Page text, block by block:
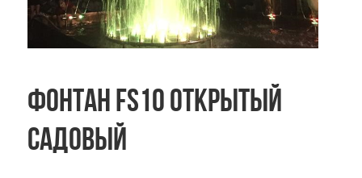
Фонтан FS10 открытый
садовый